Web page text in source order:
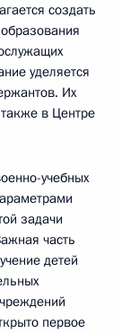
создать
уделяется
Их
в Центре
учебных
задачи
часть
детей
первое